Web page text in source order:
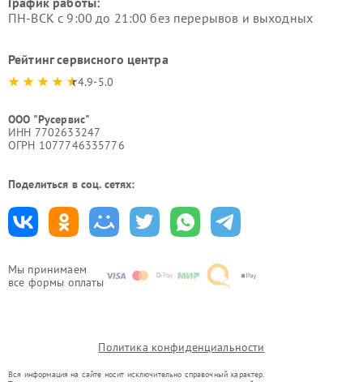
Мы принимаем
все формы оплаты
ПН-ВСК с 9:00 до 21:00 без перерывов и выходных
Рейтинг сервисного центра
4.9-5.0
ООО "Русервис"
ИНН 7702633247
ОГРН 1077746335776
Поделиться в соц. сетях:
Политика конфиденциальности
Вся информация на сайте носит исключительно справочный характер.